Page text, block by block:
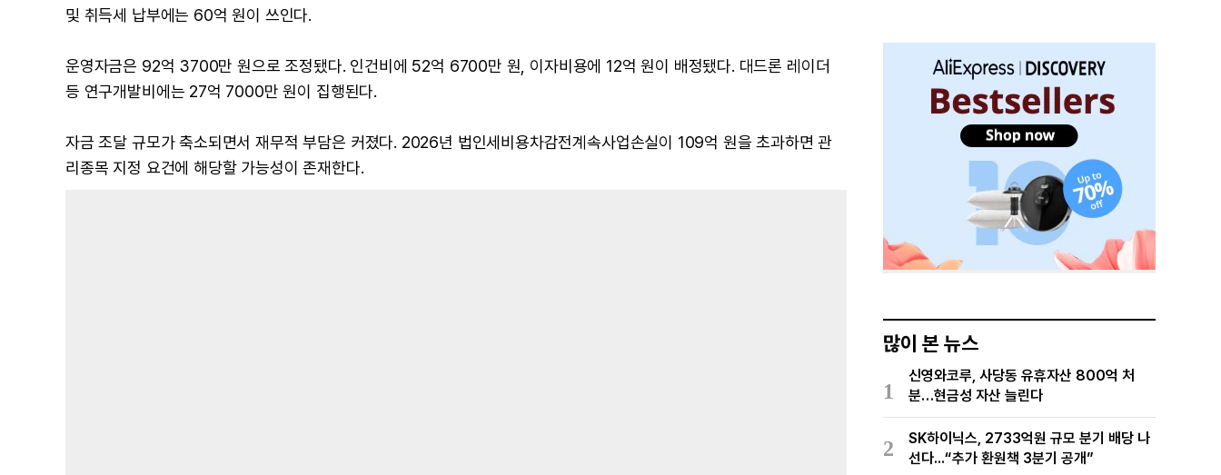
및 취득세 납부에는 60억 원이 쓰인다.
운영자금은 92억 3700만 원으로 조정됐다. 인건비에 52억 6700만 원, 이자비용에 12억 원이 배정됐다. 대드론 레이더
등 연구개발비에는 27억 7000만 원이 집행된다.
자금 조달 규모가 축소되면서 재무적 부담은 커졌다. 2026년 법인세비용차감전계속사업손실이 109억 원을 초과하면 관
리종목 지정 요건에 해당할 가능성이 존재한다.
많이 본 뉴스
1
신영와코루, 사당동 유휴자산 800억 처
분…현금성 자산 늘린다
2
SK하이닉스, 2733억원 규모 분기 배당 나
선다...“추가 환원책 3분기 공개”